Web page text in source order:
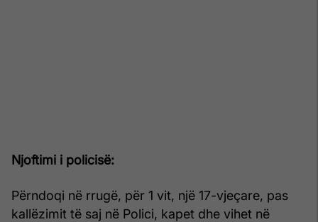
Njoftimi i policisë:
Përndoqi në rrugë, për 1 vit, një 17-vjeçare, pas
kallëzimit të saj në Polici, kapet dhe vihet në